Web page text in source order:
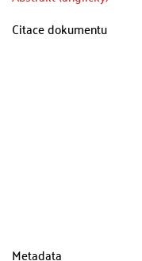
Citace dokumentu
Metadata